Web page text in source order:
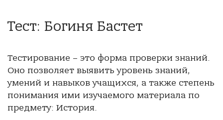
Тест: Богиня Бастет
Тестирование – это форма проверки знаний.
Оно позволяет выявить уровень знаний,
умений и навыков учащихся, а также степень
понимания ими изучаемого материала по
предмету: История.